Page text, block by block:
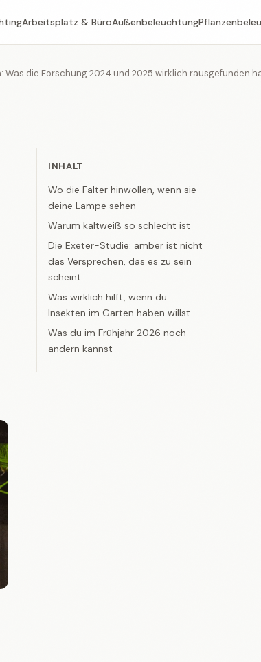
Arbeitsplatz & BüroAußenbeleuchtung
die Forschung 2024 und 2025 wirklich rausgefunden
INHALT
Wo die Falter hinwollen, wenn sie
deine Lampe sehen
Warum kaltweiß so schlecht ist
Die Exeter-Studie: amber ist nicht
das Versprechen, das es zu sein
scheint
Was wirklich hilft, wenn du
Insekten im Garten haben willst
Was du im Frühjahr 2026 noch
ändern kannst